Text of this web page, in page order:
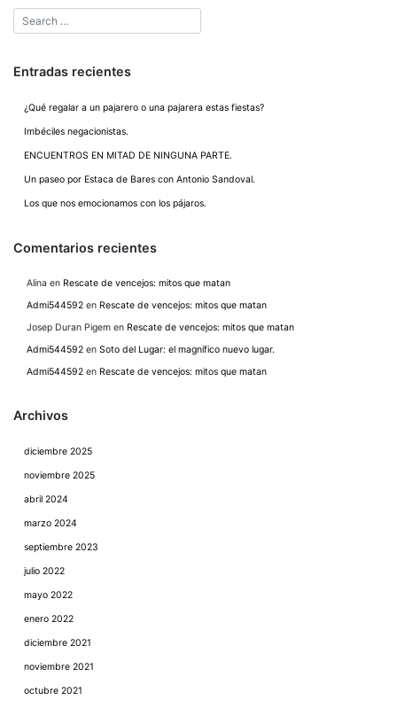
Entradas recientes
¿Qué regalar a un pajarero o una pajarera estas fiestas?
Imbéciles negacionistas.
ENCUENTROS EN MITAD DE NINGUNA PARTE.
Un paseo por Estaca de Bares con Antonio Sandoval.
Los que nos emocionamos con los pájaros.
Comentarios recientes
Alina en Rescate de vencejos: mitos que matan
Admi544592 en Rescate de vencejos: mitos que matan
Josep Duran Pigem en Rescate de vencejos: mitos que matan
Admi544592 en Soto del Lugar: el magnífico nuevo lugar.
Admi544592 en Rescate de vencejos: mitos que matan
Archivos
diciembre 2025
noviembre 2025
abril 2024
marzo 2024
septiembre 2023
julio 2022
mayo 2022
enero 2022
diciembre 2021
noviembre 2021
octubre 2021